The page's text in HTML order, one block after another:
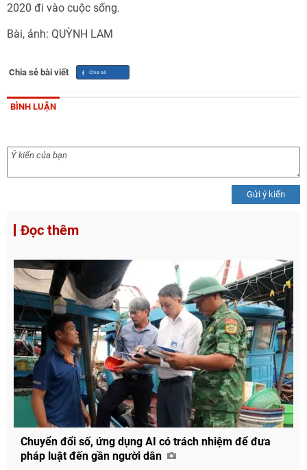
2020 đi vào cuộc sống.
Bài, ảnh: QUỲNH LAM
Chia sẻ bài viết
BÌNH LUẬN
Gửi ý kiến
Đọc thêm
Chuyển đổi số, ứng dụng AI có trách nhiệm để đưa
pháp luật đến gần người dân